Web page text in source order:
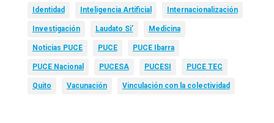
Identidad Inteligencia Artificial Internacionalización
Investigación Laudato Si’ Medicina
Noticias PUCE PUCE PUCE Ibarra
PUCE Nacional PUCESA PUCESI PUCE TEC
Quito Vacunación Vinculación con la colectividad